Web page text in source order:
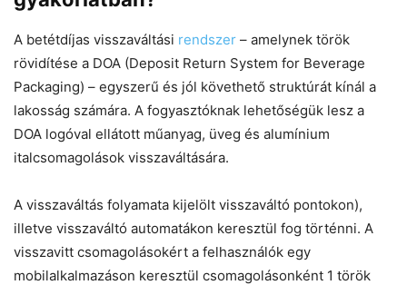
A betétdíjas visszaváltási rendszer – amelynek török
rövidítése a DOA (Deposit Return System for Beverage
Packaging) – egyszerű és jól követhető struktúrát kínál a
lakosság számára. A fogyasztóknak lehetőségük lesz a
DOA logóval ellátott műanyag, üveg és alumínium
italcsomagolások visszaváltására.
A visszaváltás folyamata kijelölt visszaváltó pontokon),
illetve visszaváltó automatákon keresztül fog történni. A
visszavitt csomagolásokért a felhasználók egy
mobilalkalmazáson keresztül csomagolásonként 1 török